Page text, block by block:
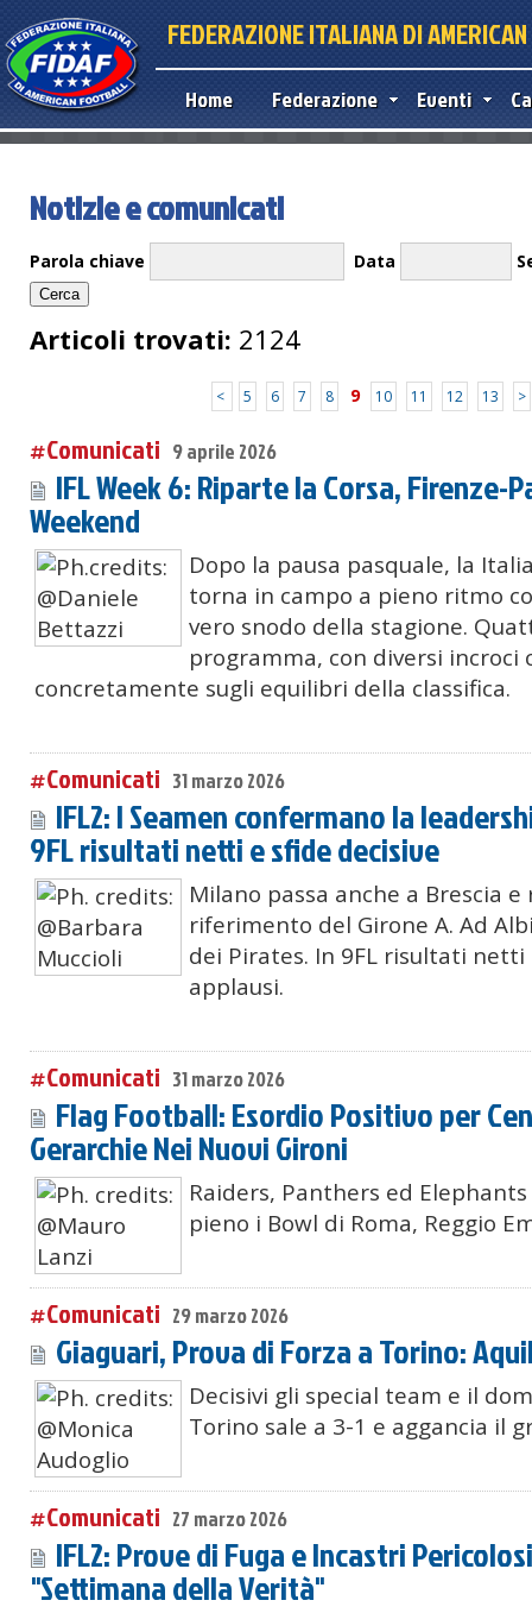
FEDERAZIONE ITALIANA DI
Home Federazione Eventi
Notizie e comunicati
Parola chiave Data
Articoli trovati: 2124
< 5 6 7 8 9 10 11 12 13 >
#Comunicati 9 aprile 2026
IFL Week 6: Riparte la Corsa, Firenze-
Weekend
Dopo la pausa pasquale, la
torna in campo a pieno ritmo
vero snodo della stagione.
programma, con diversi incroci
concretamente sugli equilibri della classifica.
#Comunicati 31 marzo 2026
IFL2: I Seamen confermano la
9FL risultati netti e sfide decisive
Milano passa anche a Brescia
riferimento del Girone A. Ad
dei Pirates. In 9FL risultati
applausi.
#Comunicati 31 marzo 2026
Flag Football: Esordio Positivo per
Gerarchie Nei Nuovi Gironi
Raiders, Panthers ed
pieno i Bowl di Roma, Reggio
#Comunicati 29 marzo 2026
Giaguari, Prova di Forza a Torino:
Decisivi gli special team e il
Torino sale a 3-1 e aggancia il
#Comunicati 27 marzo 2026
IFL2: Prove di Fuga e Incastri
"Settimana della Verità"